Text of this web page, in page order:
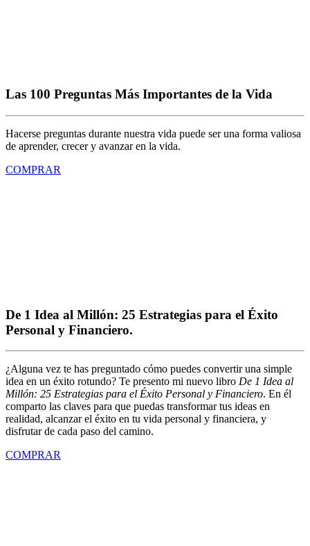
Las 100 Preguntas Más Importantes de la Vida
Hacerse preguntas durante nuestra vida puede ser una forma valiosa
de aprender, crecer y avanzar en la vida.
COMPRAR
De 1 Idea al Millón: 25 Estrategias para el Éxito
Personal y Financiero.
¿Alguna vez te has preguntado cómo puedes convertir una simple
idea en un éxito rotundo? Te presento mi nuevo libro De 1 Idea al
Millón: 25 Estrategias para el Éxito Personal y Financiero. En él
comparto las claves para que puedas transformar tus ideas en
realidad, alcanzar el éxito en tu vida personal y financiera, y
disfrutar de cada paso del camino.
COMPRAR